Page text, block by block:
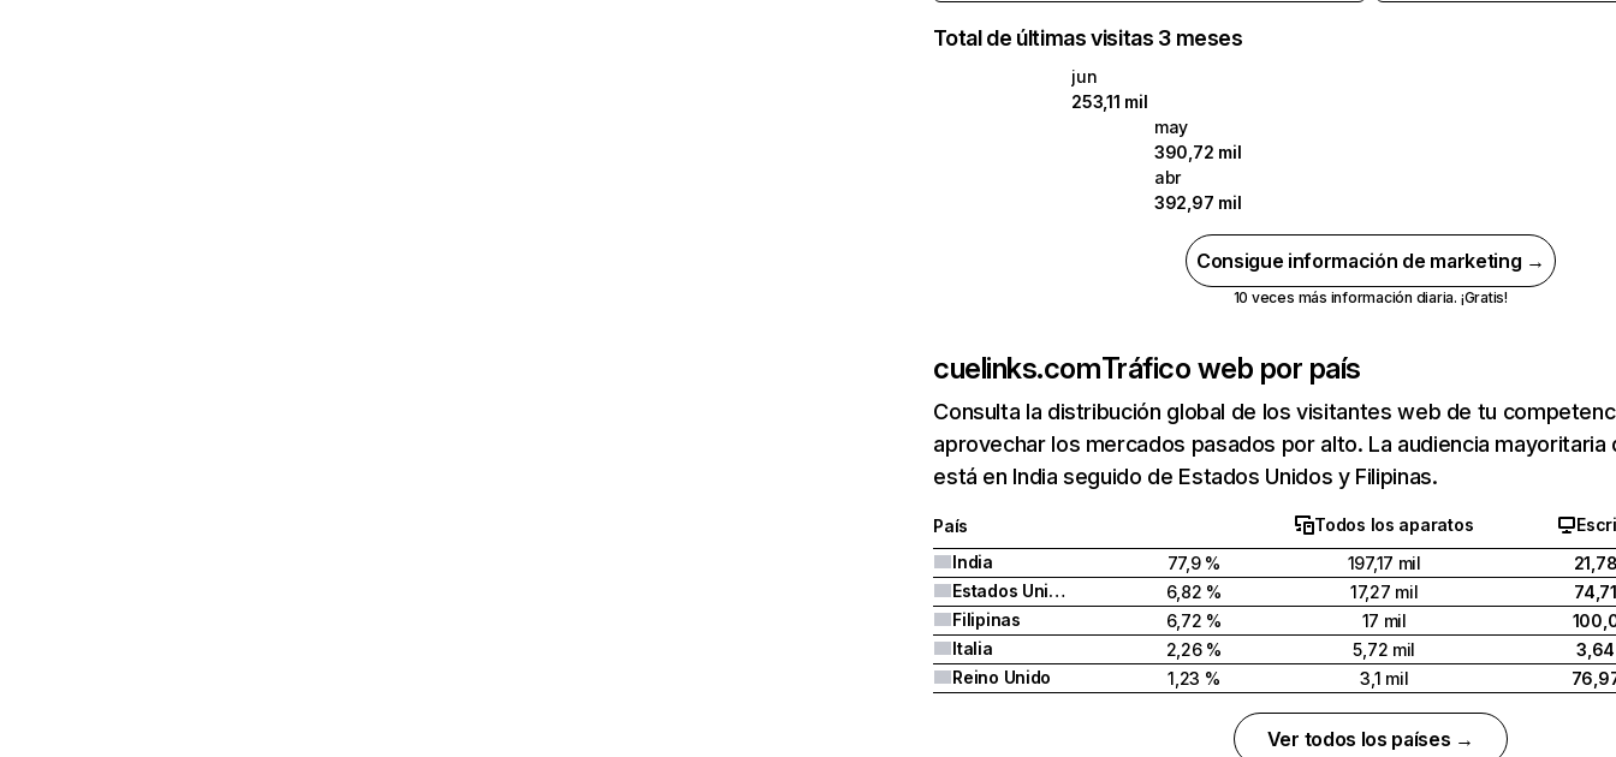
Total de últimas visitas 3 meses
jun
253,11 mil
may
390,72 mil
abr
392,97 mil
Consigue información de marketing →
10 veces más información diaria. ¡Gratis!
cuelinks.comTráfico web por país
Consulta la distribución global de los visitantes web de tu
aprovechar los mercados pasados por alto. La audiencia mayoritaria
está en India seguido de Estados Unidos y Filipinas.
País Todos los aparatos
India
77,9 % 197,17 mil
Estados Unidos
6,82 % 17,27 mil
Filipinas
6,72 % 17 mil
Italia
2,26 % 5,72 mil
Reino Unido
1,23 % 3,1 mil
Ver todos los países →